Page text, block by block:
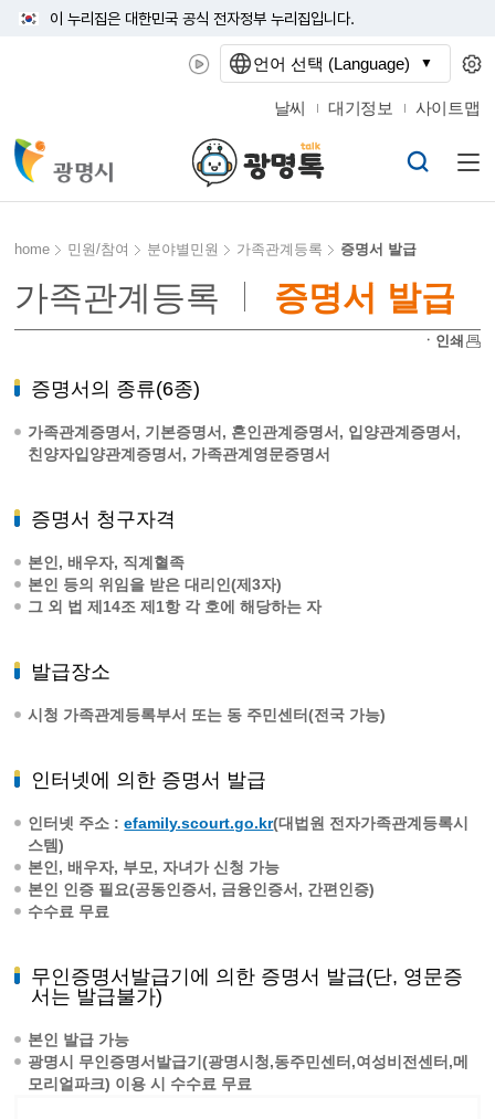
이 누리집은 대한민국 공식 전자정부 누리집입니다.
날씨 대기정보 사이트맵
home 민원/참여 분야별민원 가족관계등록 증명서 발급
가족관계등록 증명서 발급
ㆍ인쇄
증명서의 종류(6종)
가족관계증명서, 기본증명서, 혼인관계증명서, 입양관계증명서,
친양자입양관계증명서, 가족관계영문증명서
증명서 청구자격
본인, 배우자, 직계혈족
본인 등의 위임을 받은 대리인(제3자)
그 외 법 제14조 제1항 각 호에 해당하는 자
발급장소
시청 가족관계등록부서 또는 동 주민센터(전국 가능)
인터넷에 의한 증명서 발급
인터넷 주소 :efamily.scourt.go.kr(대법원 전자가족관계등록시
스템)
본인, 배우자, 부모, 자녀가 신청 가능
본인 인증 필요(공동인증서, 금융인증서, 간편인증)
수수료 무료
무인증명서발급기에 의한 증명서 발급(단, 영문증
서는 발급불가)
본인 발급 가능
광명시 무인증명서발급기(광명시청,동주민센터,여성비전센터,메
모리얼파크) 이용 시 수수료 무료
언어 선택 (Language)